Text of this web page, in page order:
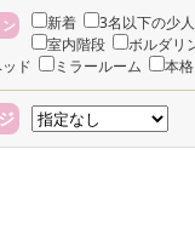
新着 3名以下の少
室内階段
ボルダリ
ド ミラールーム 本